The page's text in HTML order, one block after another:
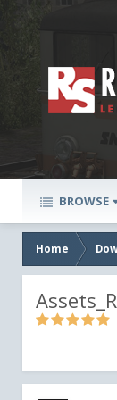
BROWSE
Home